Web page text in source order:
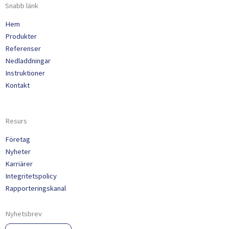
Snabb länk
Hem
Produkter
Referenser
Nedladdningar
Instruktioner
Kontakt
Resurs
Företag
Nyheter
Karriärer
Integritetspolicy
Rapporteringskanal
Nyhetsbrev